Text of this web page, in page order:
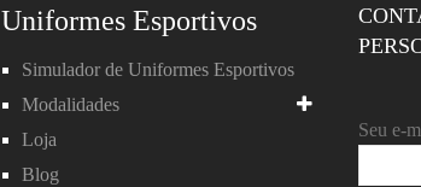
Uniformes Esportivos
Simulador de Uniformes Esportivos
Modalidades
Loja
Blog
Seu e-